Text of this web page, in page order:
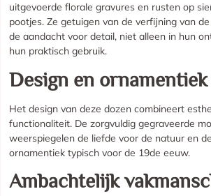
uitgevoerde florale gravures en rusten op
pootjes. Ze getuigen van de verfijning van
de aandacht voor detail, niet alleen in hun
hun praktisch gebruik.
Design en ornamentiek
Het design van deze dozen combineert
functionaliteit. De zorgvuldig gegraveerde
weerspiegelen de liefde voor de natuur en
ornamentiek typisch voor de 19de eeuw.
Ambachtelijk